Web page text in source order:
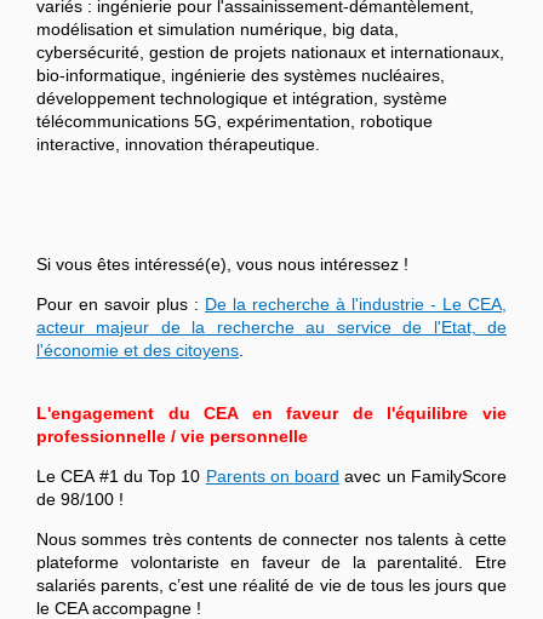
variés : ingénierie pour l'assainissement-démantèlement,
modélisation et simulation numérique, big data,
cybersécurité, gestion de projets nationaux et internationaux,
bio-informatique, ingénierie des systèmes nucléaires,
développement technologique et intégration, système
télécommunications 5G, expérimentation, robotique
interactive, innovation thérapeutique.
Si vous êtes intéressé(e), vous nous intéressez !
Pour en savoir plus : De la recherche à l'industrie - Le CEA,
acteur majeur de la recherche au service de l'Etat, de
l'économie et des citoyens
L'engagement du CEA en faveur de l'équilibre vie
professionnelle / vie personnelle
Le CEA #1 du Top 10 Parents on board avec un FamilyScore
de 98/100 !
Nous sommes très contents de connecter nos talents à cette
plateforme volontariste en faveur de la parentalité. Etre
salariés parents, c’est une réalité de vie de tous les jours que
le CEA accompagne !